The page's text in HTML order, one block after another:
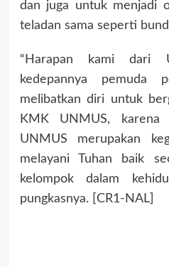
dan juga untuk menjadi
teladan sama seperti
“Harapan kami dari
kedepannya pemuda
melibatkan diri untuk
KMK UNMUS,
UNMUS merupakan
melayani Tuhan baik
kelompok dalam
pungkasnya. [CR1-NAL]